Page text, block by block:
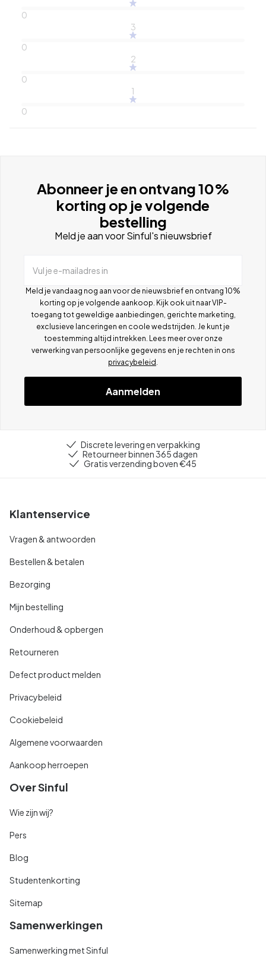
0
3
0
2
0
1
0
Abonneer je en ontvang 10%
korting op je volgende
bestelling
Meld je aan voor Sinful's nieuwsbrief
Vul je e-mailadres in
Meld je vandaag nog aan voor de nieuwsbrief en ontvang 10%
korting op je volgende aankoop. Kijk ook uit naar VIP-
toegang tot geweldige aanbiedingen, gerichte marketing,
exclusieve lanceringen en coole wedstrijden. Je kunt je
toestemming altijd intrekken. Lees meer over onze
verwerking van persoonlijke gegevens en je rechten in ons
privacybeleid
Aanmelden
Discrete levering en verpakking
Retourneer binnen 365 dagen
Gratis verzending boven €45
Klantenservice
Vragen & antwoorden
Bestellen & betalen
Bezorging
Mijn bestelling
Onderhoud & opbergen
Retourneren
Defect product melden
Privacybeleid
Cookiebeleid
Algemene voorwaarden
Aankoop herroepen
Over Sinful
Wie zijn wij?
Pers
Blog
Studentenkorting
Sitemap
Samenwerkingen
Samenwerking met Sinful